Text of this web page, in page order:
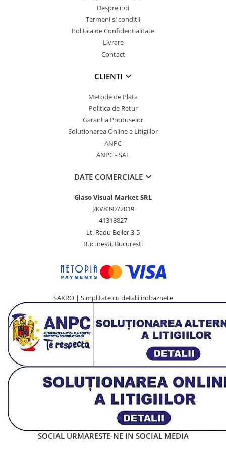
Despre noi
Termeni si conditii
Politica de Confidentialitate
Livrare
Contact
CLIENTI
Metode de Plata
Politica de Retur
Garantia Produselor
Solutionarea Online a Litigiilor
ANPC
ANPC - SAL
DATE COMERCIALE
Glaso Visual Market SRL
J40/8397/2019
41318827
Lt. Radu Beller 3-5
Bucuresti, Bucuresti
SAKRO | Simplitate cu detalii indraznete
SOCIAL URMARESTE-NE IN SOCIAL MEDIA